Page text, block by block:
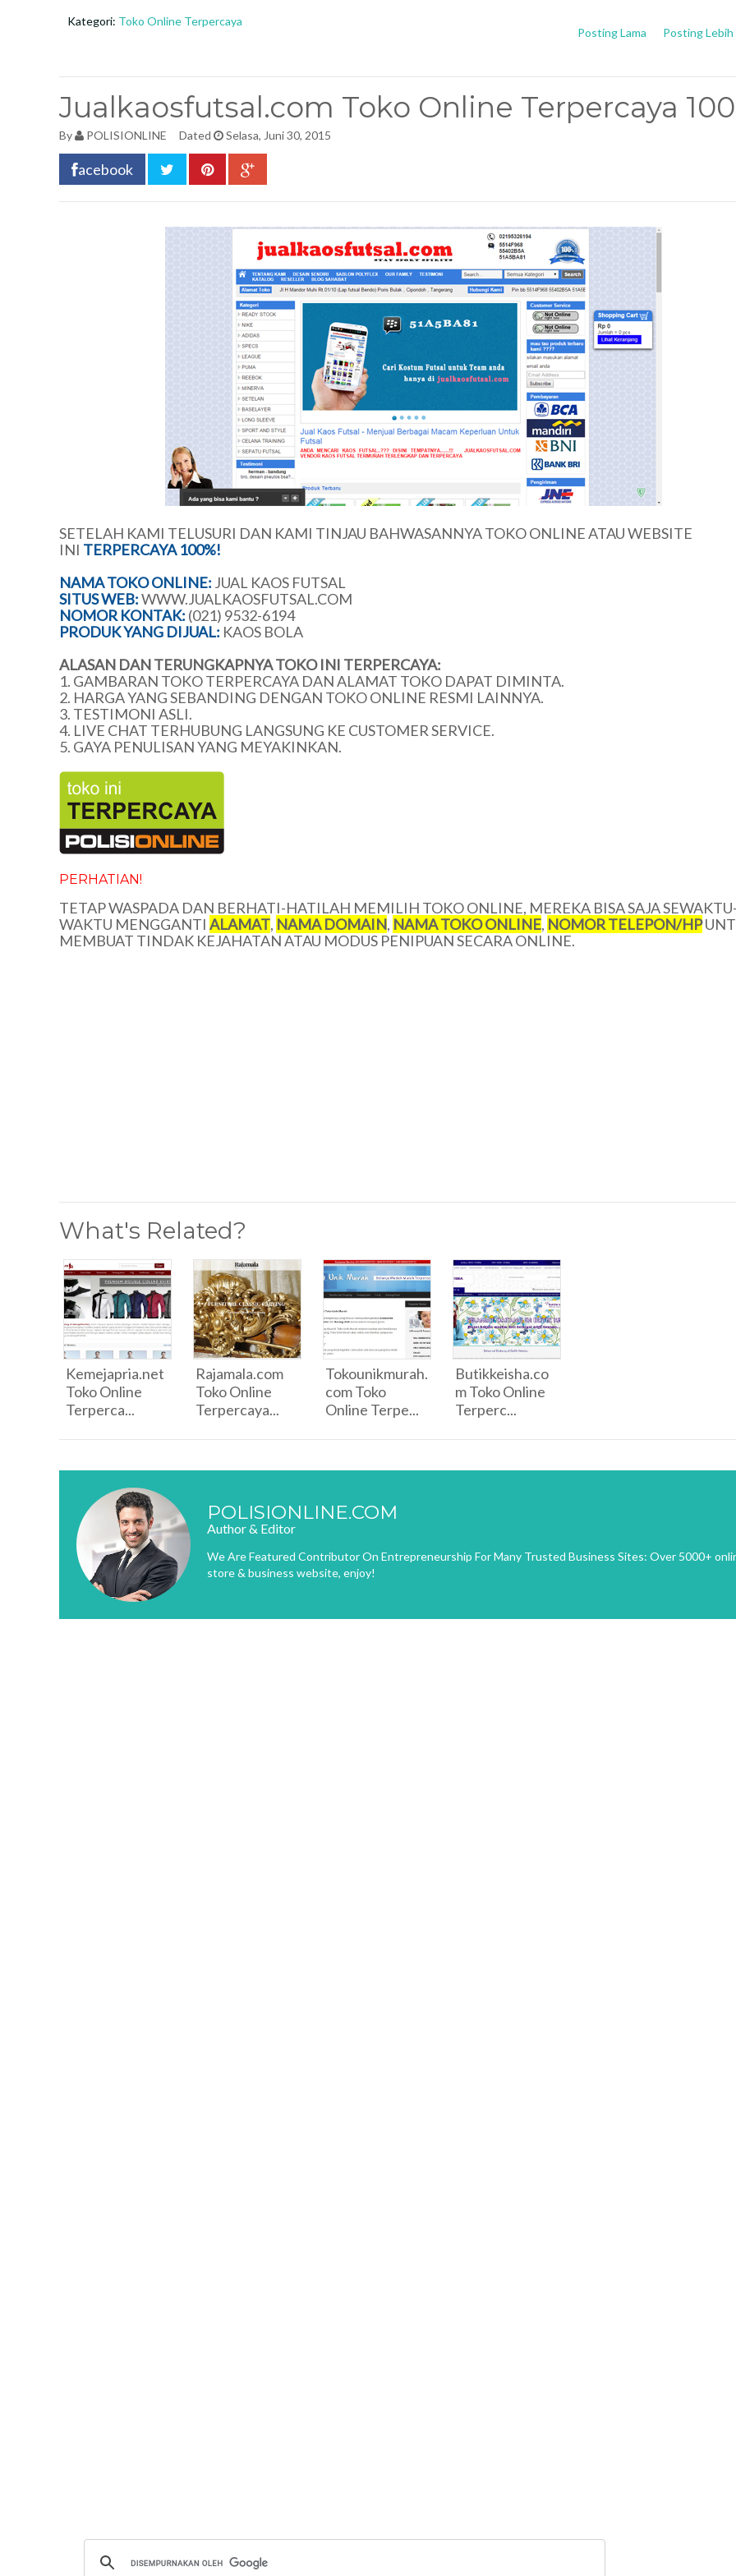
Kategori: Toko Online Terpercaya
Posting Lebih
Posting Lama
Jualkaosfutsal.com Toko Online Terpercaya
By POLISIONLINE Dated Selasa, Juni 30, 2015
acebook
SETELAH KAMI TELUSURI DAN KAMI TINJAU BAHWASANNYA TOKO ONLINE ATAU WEBSITE
INI TERPERCAYA 100%!
NAMA TOKO ONLINE: JUAL KAOS FUTSAL
SITUS WEB:WWW.JUALKAOSFUTSAL.COM
NOMOR KONTAK: (021) 9532-6194
PRODUK YANG DIJUAL: KAOS BOLA
ALASAN DAN TERUNGKAPNYA TOKO INI TERPERCAYA:
1. GAMBARAN TOKO TERPERCAYA DAN ALAMAT TOKO DAPAT DIMINTA.
2. HARGA YANG SEBANDING DENGAN TOKO ONLINE RESMI LAINNYA.
3. TESTIMONI ASLI.
4. LIVE CHAT TERHUBUNG LANGSUNG KE CUSTOMER SERVICE.
5. GAYA PENULISAN YANG MEYAKINKAN.
PERHATIAN!
TETAP WASPADA DAN BERHATI-HATILAH MEMILIH TOKO ONLINE, MEREKA BISA SAJA
WAKTU MENGGANTI ALAMAT, NAMA DOMAIN, NAMA TOKO ONLINE, NOMOR TELEPON/HP
MEMBUAT TINDAK KEJAHATAN ATAU MODUS PENIPUAN SECARA ONLINE.
What's Related?
Kemejapria.net
Toko Online
Terperca...
Rajamala.com
Toko Online
Terpercaya...
Tokounikmurah.
com Toko
Online Terpe...
Butikkeisha.co
m Toko Online
Terperc...
POLISIONLINE.COM
Author & Editor
We Are Featured Contributor On Entrepreneurship For Many Trusted Business Sites: Over 5000+
store & business website, enjoy!